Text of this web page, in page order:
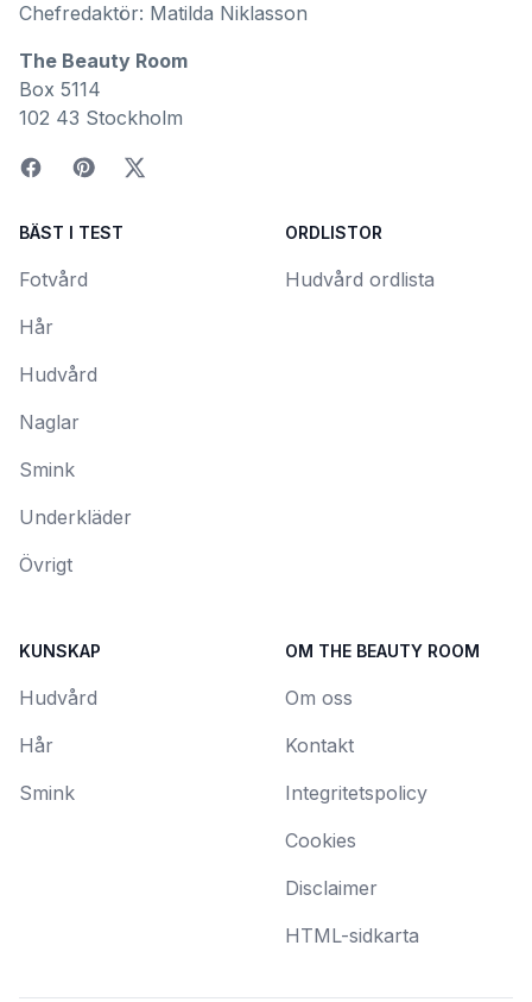
Chefredaktör: Matilda Niklasson
The Beauty Room
Box 5114
102 43 Stockholm
BÄST I TEST
Fotvård
Hår
Hudvård
Naglar
Smink
Underkläder
Övrigt
ORDLISTOR
Hudvård ordlista
KUNSKAP
Hudvård
Hår
Smink
OM THE BEAUTY ROOM
Om oss
Kontakt
Integritetspolicy
Cookies
Disclaimer
HTML-sidkarta